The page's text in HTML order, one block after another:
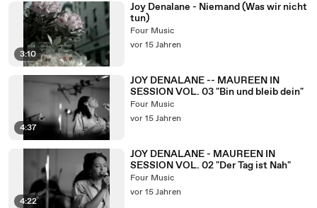
3:10
Joy Denalane - Niemand (Was wir nicht
tun)
Four Music
vor 15 Jahren
4:37
JOY DENALANE -- MAUREEN IN
SESSION VOL. 03 "Bin und bleib dein"
Four Music
vor 15 Jahren
4:22
JOY DENALANE - MAUREEN IN
SESSION VOL. 02 "Der Tag ist Nah"
Four Music
vor 15 Jahren